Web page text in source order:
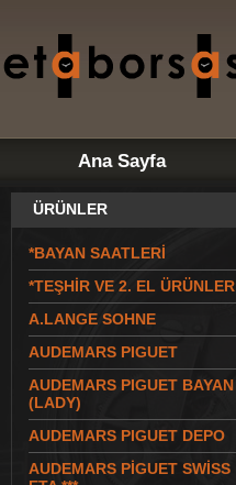
Ana Sayfa
ÜRÜNLER
*BAYAN SAATLERİ
*TEŞHİR VE 2. EL ÜRÜNLER
A.LANGE SOHNE
AUDEMARS PIGUET
AUDEMARS PIGUET BAYAN
(LADY)
AUDEMARS PIGUET DEPO
AUDEMARS PİGUET SWİSS